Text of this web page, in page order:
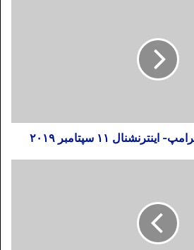
اما چه شد که رهبران
مرگ رهبر انقلابی زیمباوه
تسلیت دریغ کردند؟ از
در کلماتی کوتاه مرگ
گفت و دیگر هیچ.
قدرت را خیر. این شد که هم
را بر فنا داد و هم اقتصاد
۱۱ سپتامبر ۲۰۱۹